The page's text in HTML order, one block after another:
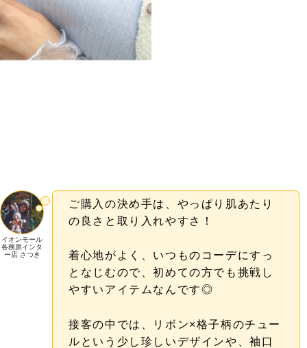
イオンモール
各務原インタ
ー店 さつき
ご購入の決め手は、やっぱり肌あたり
の良さと取り入れやすさ！
着心地がよく、いつものコーデにすっ
となじむので、初めての方でも挑戦し
やすいアイテムなんです◎
接客の中では、リボン×格子柄のチュー
ルという少し珍しいデザインや、袖口